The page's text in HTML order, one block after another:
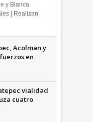
y Blanca
| Realizan
Acolman y
en
vialidad
cuatro